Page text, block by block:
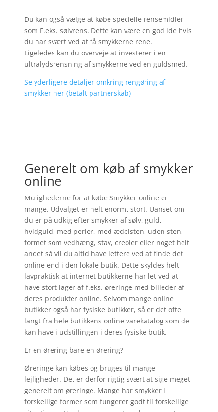
Du kan også vælge at købe specielle rensemidler
som F.eks. sølvrens. Dette kan være en god ide hvis
du har svært ved at få smykkerne rene.
Ligeledes kan du overveje at investerer i en
ultralydsrensning af smykkerne ved en guldsmed.
Se yderligere detaljer omkring rengøring af
smykker her (betalt partnerskab)
Generelt om køb af smykker
online
Mulighederne for at købe Smykker online er
mange. Udvalget er helt enormt stort. Uanset om
du er på udkig efter smykker af sølv, guld,
hvidguld, med perler, med ædelsten, uden sten,
formet som vedhæng, stav, creoler eller noget helt
andet så vil du altid have lettere ved at finde det
online end i den lokale butik. Dette skyldes helt
lavpraktisk at internet butikkerne har let ved at
have stort lager af f.eks. øreringe med billeder af
deres produkter online. Selvom mange online
butikker også har fysiske butikker, så er det ofte
langt fra hele butikkens online varekatalog som de
kan have i udstillingen i deres fysiske butik.
Er en ørering bare en ørering?
Øreringe kan købes og bruges til mange
lejligheder. Det er derfor rigtig svært at sige meget
generelt om øreringe. Mange har smykker i
forskellige former som fungerer godt til forskellige